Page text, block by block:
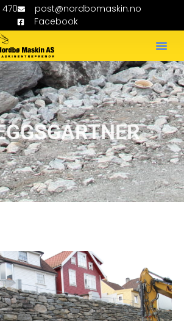
post@nordbomaskin.no
Facebook